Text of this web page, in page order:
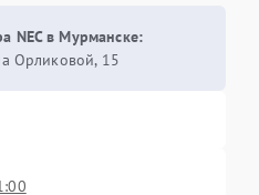
NEC в Мурманске:
Орликовой, 15